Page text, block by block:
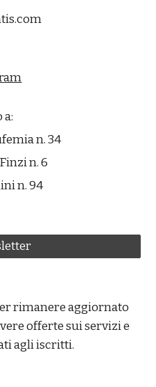
n. 34
n. 6
n. 94
rimanere aggiornato
offerte sui servizi e
agli iscritti.